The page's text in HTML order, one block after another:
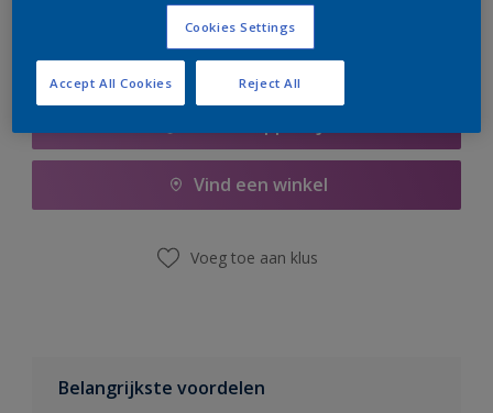
Vind een winkel
Voeg toe aan klus
Belangrijkste voordelen
Cookies Settings
Reject All
Accept All Cookies